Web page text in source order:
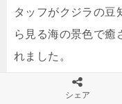
タッフがクジラの豆
ら見る海の景色で癒
れました。
シェア